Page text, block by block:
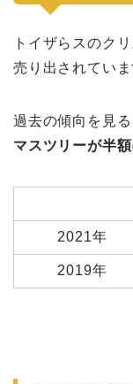
トイザらスのク
売り出されていま
過去の傾向を見る
マスツリーが半額
2021年
2019年